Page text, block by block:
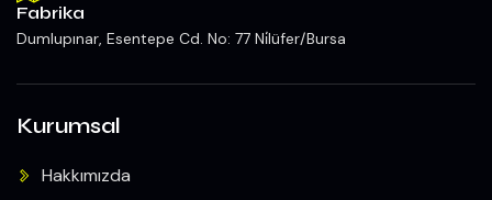
Fabrika
Dumlupınar, Esentepe Cd. No: 77 Ni̇lüfer/Bursa
Kurumsal
Hakkımızda